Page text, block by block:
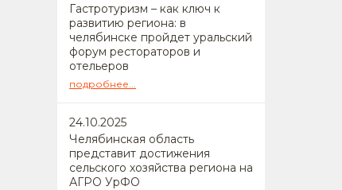
Гастротуризм – как ключ к
развитию региона: в
челябинске пройдет уральский
форум рестораторов и
отельеров
подробнее...
24.10.2025
Челябинская область
представит достижения
сельского хозяйства региона на
АГРО УрФО